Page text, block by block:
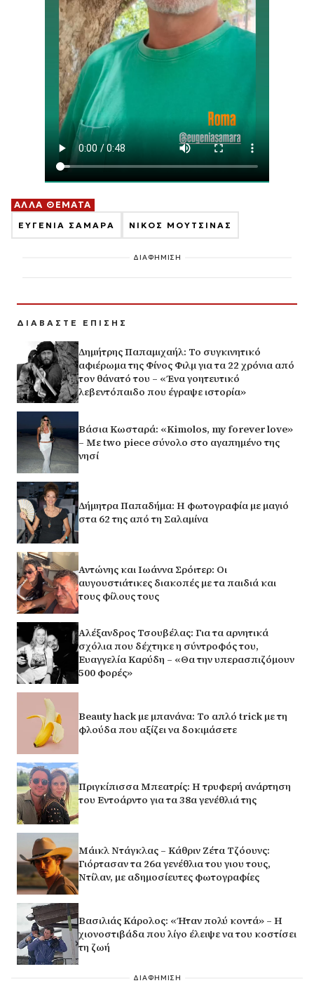
ΑΛΛΑ ΘΕΜΑΤΑ
ΕΥΓΕΝΙΑ ΣΑΜΑΡΑ ΝΙΚΟΣ ΜΟΥΤΣΙΝΑΣ
ΔΙΑΦΗΜΙΣΗ
ΔΙΑΒΑΣΤΕ ΕΠΙΣΗΣ
Δημήτρης Παπαμιχαήλ: Το συγκινητικό
αφιέρωμα της Φίνος Φιλμ για τα 22 χρόνια από
τον θάνατό του – «Ένα γοητευτικό
λεβεντόπαιδο που έγραψε ιστορία»
Βάσια Κωσταρά: «Kimolos, my forever love»
– Με two piece σύνολο στο αγαπημένο της
νησί
Δήμητρα Παπαδήμα: Η φωτογραφία με μαγιό
στα 62 της από τη Σαλαμίνα
Αντώνης και Ιωάννα Σρόιτερ: Οι
αυγουστιάτικες διακοπές με τα παιδιά και
τους φίλους τους
Αλέξανδρος Τσουβέλας: Για τα αρνητικά
σχόλια που δέχτηκε η σύντροφός του,
Ευαγγελία Καρύδη – «Θα την υπερασπιζόμουν
500 φορές»
Beauty hack με μπανάνα: Το απλό trick με τη
φλούδα που αξίζει να δοκιμάσετε
Πριγκίπισσα Μπεατρίς: Η τρυφερή ανάρτηση
του Εντοάρντο για τα 38α γενέθλιά της
Μάικλ Ντάγκλας – Κάθριν Ζέτα Τζόουνς:
Γιόρτασαν τα 26α γενέθλια του γιου τους,
Ντίλαν, με αδημοσίευτες φωτογραφίες
Βασιλιάς Κάρολος: «Ήταν πολύ κοντά» – Η
χιονοστιβάδα που λίγο έλειψε να του κοστίσει
τη ζωή
ΔΙΑΦΗΜΙΣΗ